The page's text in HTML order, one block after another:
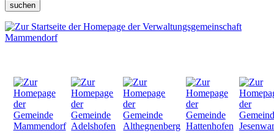
suchen